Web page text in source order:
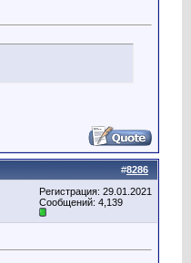
#8286
Регистрация: 29.01.2021
Сообщений: 4,139